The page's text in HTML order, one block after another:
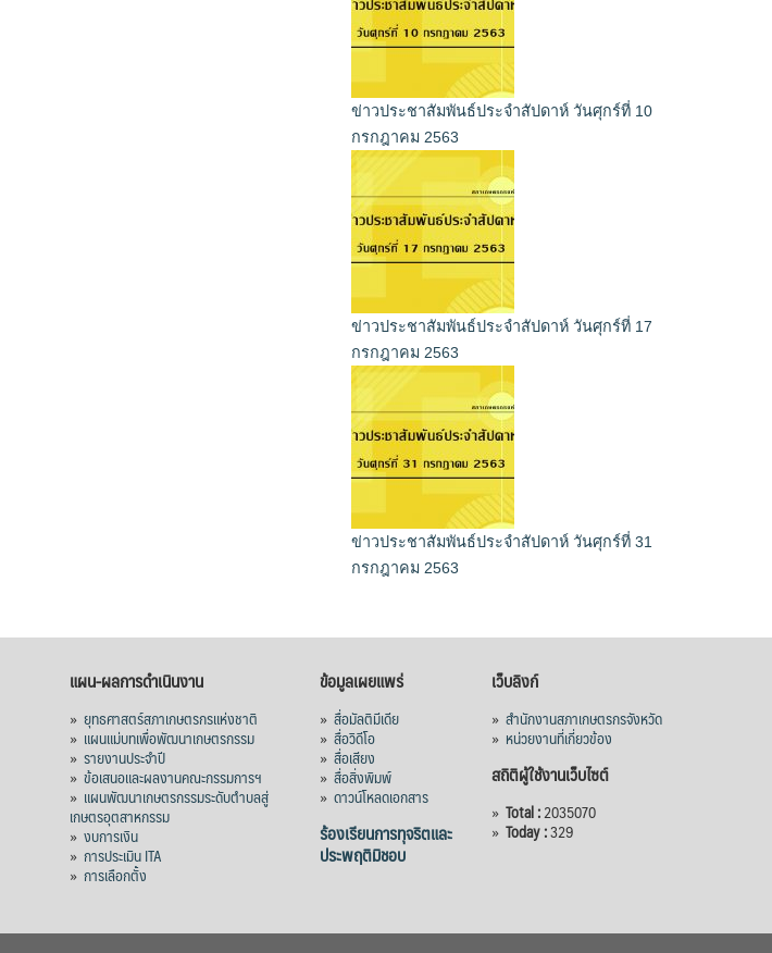
ข่าวประชาสัมพันธ์ประจำสัปดาห์ วันศุกร์ที่ 10
กรกฎาคม 2563
ข่าวประชาสัมพันธ์ประจำสัปดาห์ วันศุกร์ที่ 17
กรกฎาคม 2563
ข่าวประชาสัมพันธ์ประจำสัปดาห์ วันศุกร์ที่ 31
กรกฎาคม 2563
แผน-ผลการดำเนินงาน
» ยุทธศาสตร์สภาเกษตรกรแห่งชาติ
» แผนแม่บทเพื่อพัฒนาเกษตรกรรม
» รายงานประจำปี
» ข้อเสนอและผลงานคณะกรรมการฯ
» แผนพัฒนาเกษตรกรรมระดับตำบลสู่
เกษตรอุตสาหกรรม
» งบการเงิน
» การประเมิน ITA
» การเลือกตั้ง
ข้อมูลเผยแพร่
» สื่อมัลติมีเดีย
» สื่อวิดีโอ
» สื่อเสียง
» สื่อสิ่งพิมพ์
» ดาวน์โหลดเอกสาร
ร้องเรียนการทุจริตและ
ประพฤติมิชอบ
เว็บลิงก์
» สำนักงานสภาเกษตรกรจังหวัด
» หน่วยงานที่เกี่ยวข้อง
สถิติผู้ใช้งานเว็บไซต์
» Total :2035070
» Today :329